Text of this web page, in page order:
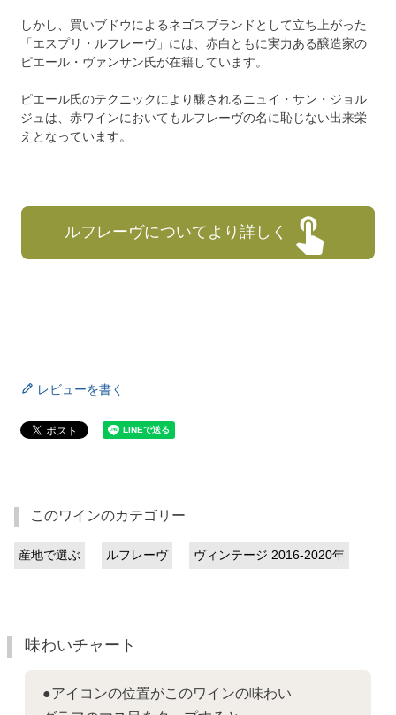
しかし、買いブドウによるネゴスブランドとして立ち上がった
「エスプリ・ルフレーヴ」には、赤白ともに実力ある醸造家の
ピエール・ヴァンサン氏が在籍しています。
ピエール氏のテクニックにより醸されるニュイ・サン・ジョル
ジュは、赤ワインにおいてもルフレーヴの名に恥じない出来栄
えとなっています。
ルフレーヴについてより詳しく
レビューを書く
このワインのカテゴリー
産地で選ぶ ルフレーヴ ヴィンテージ 2016-2020年
味わいチャート
●アイコンの位置がこのワインの味わい